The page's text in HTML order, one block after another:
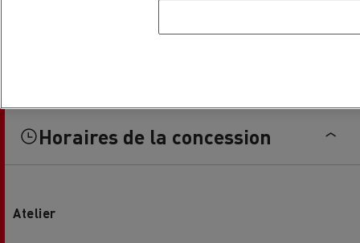
Horaires de la concession
Atelier